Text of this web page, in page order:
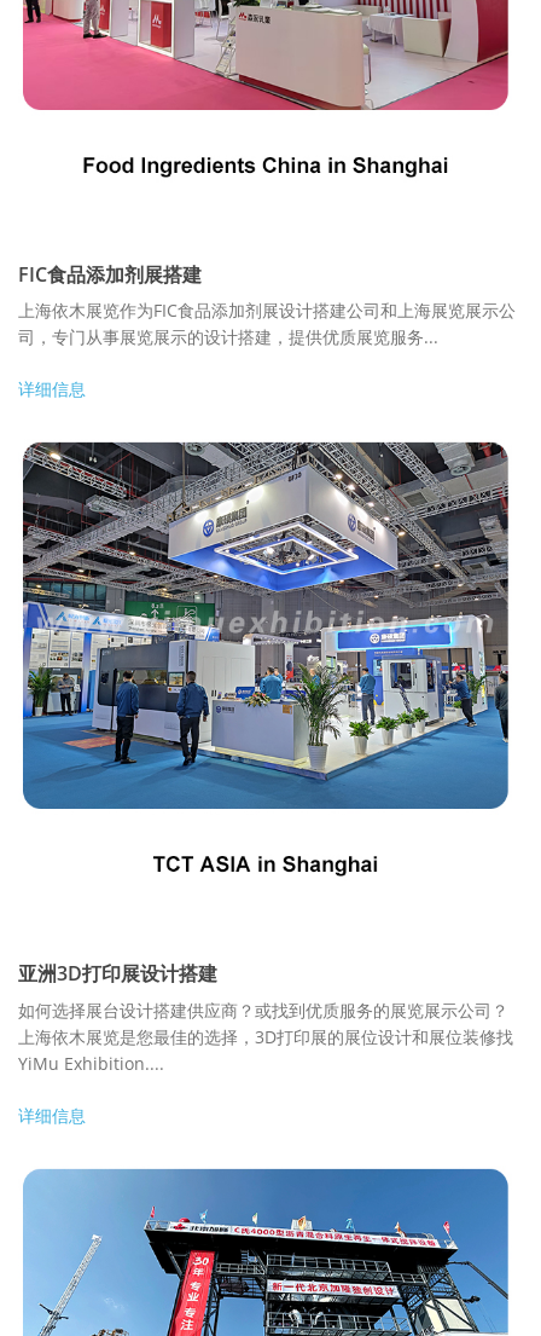
FIC食品添加剂展搭建
上海依木展览作为FIC食品添加剂展设计搭建公司和上海展览展示公
司，专门从事展览展示的设计搭建，提供优质展览服务...
详细信息
亚洲3D打印展设计搭建
如何选择展台设计搭建供应商？或找到优质服务的展览展示公司？
上海依木展览是您最佳的选择，3D打印展的展位设计和展位装修找
YiMu Exhibition....
详细信息